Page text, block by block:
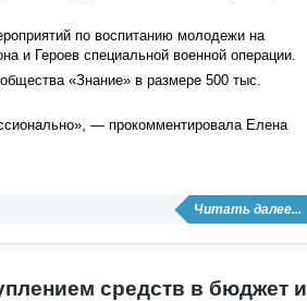
по воспитанию молодежи на
и Героев специальной военной операции.
«Знание» в размере 500 тыс.
— прокомментировала Елена
Читать далее...
средств в бюджет и